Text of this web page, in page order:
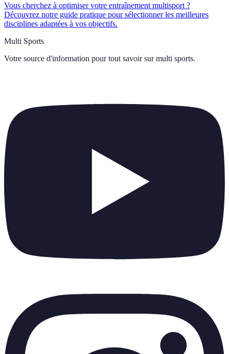
Vous cherchez à optimiser votre entraînement multisport ?
Découvrez notre guide pratique pour sélectionner les meilleures
disciplines adaptées à vos objectifs.
Multi Sports
Votre source d'information pour tout savoir sur multi sports.